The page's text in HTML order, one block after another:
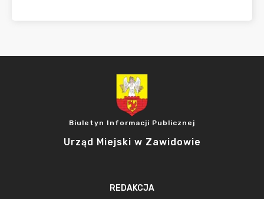
Biuletyn Informacji Publicznej
Urząd Miejski w Zawidowie
REDAKCJA